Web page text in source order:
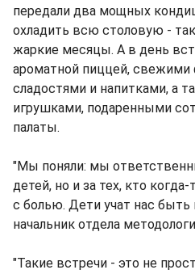
передали два мощных
охладить всю столовую -
жаркие месяцы. А в день
ароматной пиццей,
сладостями и напитками, а
игрушками, подаренными
палаты.
"Мы поняли: мы
детей, но и за тех, кто
с болью. Дети учат нас быть
начальник отдела
"Такие встречи - это не